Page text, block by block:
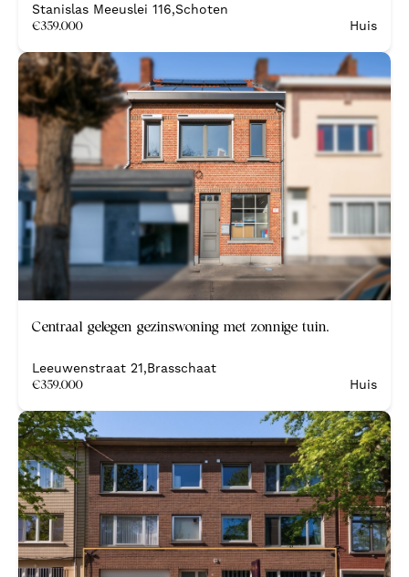
Stanislas Meeuslei 116,Schoten
€359.000 Huis
Centraal gelegen gezinswoning met zonnige tuin.
Leeuwenstraat 21,Brasschaat
€359.000 Huis